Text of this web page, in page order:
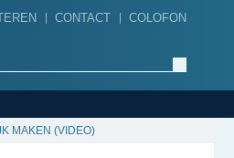
CONTACT COLOFON
MAKEN (VIDEO)